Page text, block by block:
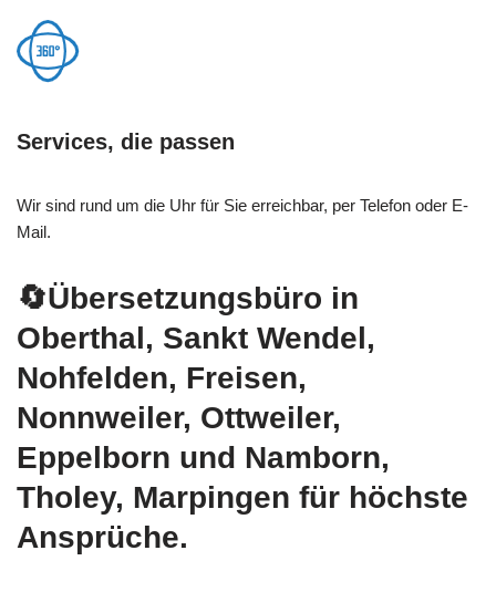
Services, die passen
Wir sind rund um die Uhr für Sie erreichbar, per Telefon oder E-
Mail.
🔄Übersetzungsbüro in
Oberthal, Sankt Wendel,
Nohfelden, Freisen,
Nonnweiler, Ottweiler,
Eppelborn und Namborn,
Tholey, Marpingen für höchste
Ansprüche.